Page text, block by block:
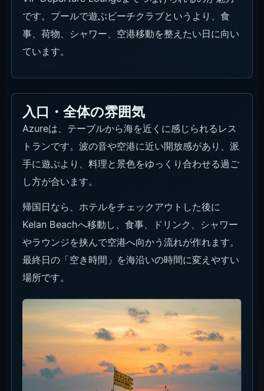
です。プールで遊ぶビーチクラブというより、食
事、荷物、シャワー、空港移動を整えたい日に向い
ています。
入口・全体の雰囲気
Azureは、テーブルから海を近くに感じられるレス
トランです。波の音や空港に近い開放感があり、派
手に遊ぶより、料理と景色をゆっくり合わせる過ご
し方が合います。
帰国日なら、ホテルをチェックアウトした後に
Kelan Beachへ移動し、食事、ドリンク、シャワー
やラウンジを挟んで空港へ向かう流れが作れます。
最終日の「空き時間」を海沿いの時間に変えやすい
場所です。